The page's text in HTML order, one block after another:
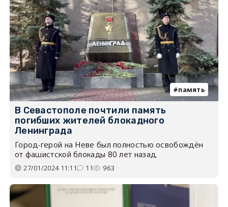
память
В Севастополе почтили память
погибших жителей блокадного
Ленинграда
Город-герой на Неве был полностью освобождён
от фашистской блокады 80 лет назад.
27/01/2024 11:11 11 963